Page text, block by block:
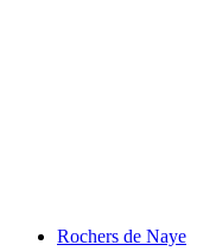
Rochers de Naye